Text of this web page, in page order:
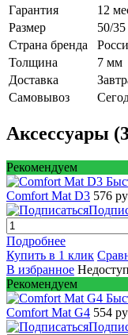
Гарантия
12
Размер
50/
Страна бренда
Толщина
7 мм
Доставка
Самовывоз
Аксессуары
Рекомендуем
Comfort Mat D3 576
Подробнее
Купить в 1 клик
В избранное
Рекомендуем
Comfort Mat G4 554